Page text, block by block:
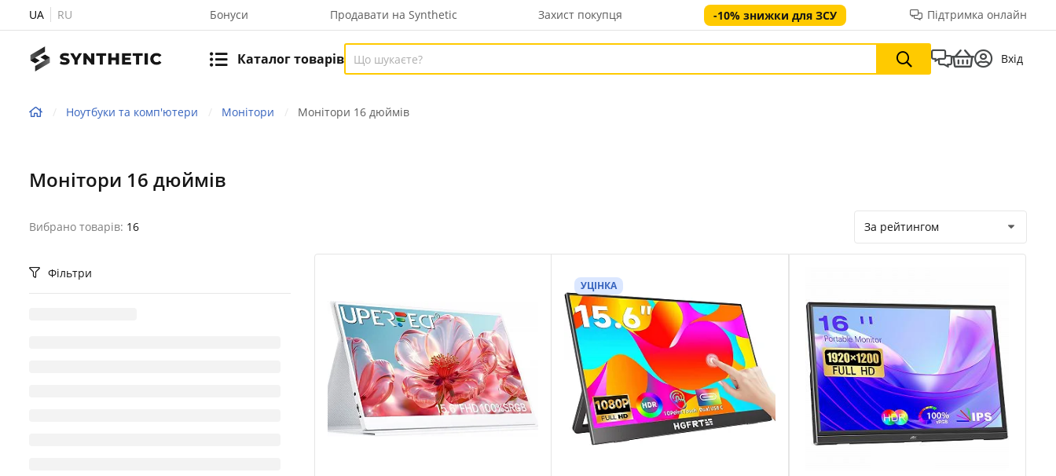
UA RU Бонуси Продавати на Synthetic Захист покупця -10% знижки для ЗСУ Підтримка онлайн
Каталог товарів Вхід
Ноутбуки та комп'ютери Монітори Монітори 16 дюймів
Монітори 16 дюймів
Вибрано товарів: 16 За рейтингом
Фільтри
УЦІНКА